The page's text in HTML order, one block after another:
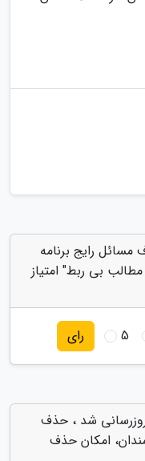
رایج برنامه
بی ربط" امتیاز
5 رای
شد ، حذف
امکان حذف